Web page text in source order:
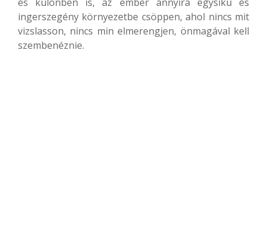
ingerszegény környezetbe csöppen, ahol nincs mit
vizslasson, nincs min elmerengjen, önmagával kell
szembenéznie.